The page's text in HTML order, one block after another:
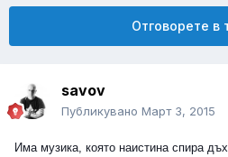
Отговорете в
savov
Публикувано Март 3, 2015
Има музика, която наистина спира